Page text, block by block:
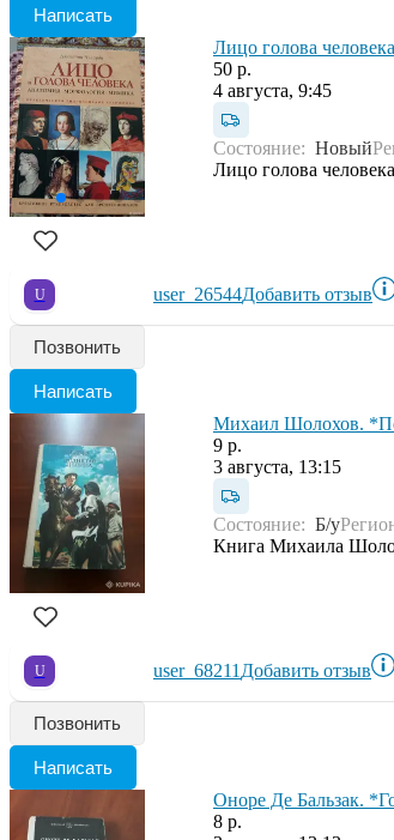
Написать
Лицо голова
50 р.
4 августа, 9:45
Состояние: Новый
Лицо голова
U user_26544Добавить отзыв
Позвонить
Написать
Михаил Шолохов.
9 р.
3 августа, 13:15
Состояние: Б/у
Книга Михаила
U user_68211 Добавить отзыв
Позвонить
Написать
Оноре Де Бальзак.
8 р.